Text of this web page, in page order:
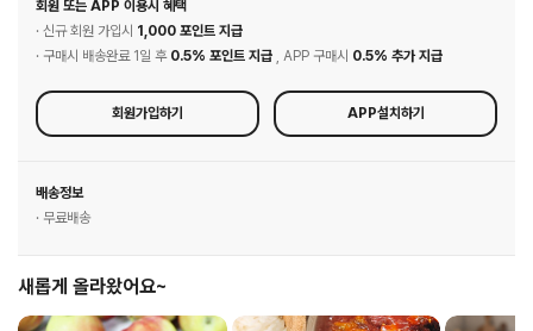
회원 또는 APP 이용시 혜택
· 신규 회원 가입시 1,000 포인트 지급
· 구매시 배송완료 1일 후 0.5% 포인트 지급 , APP 구매시 0.5% 추가 지급
회원가입하기 APP설치하기
배송정보
· 무료배송
새롭게 올라왔어요~